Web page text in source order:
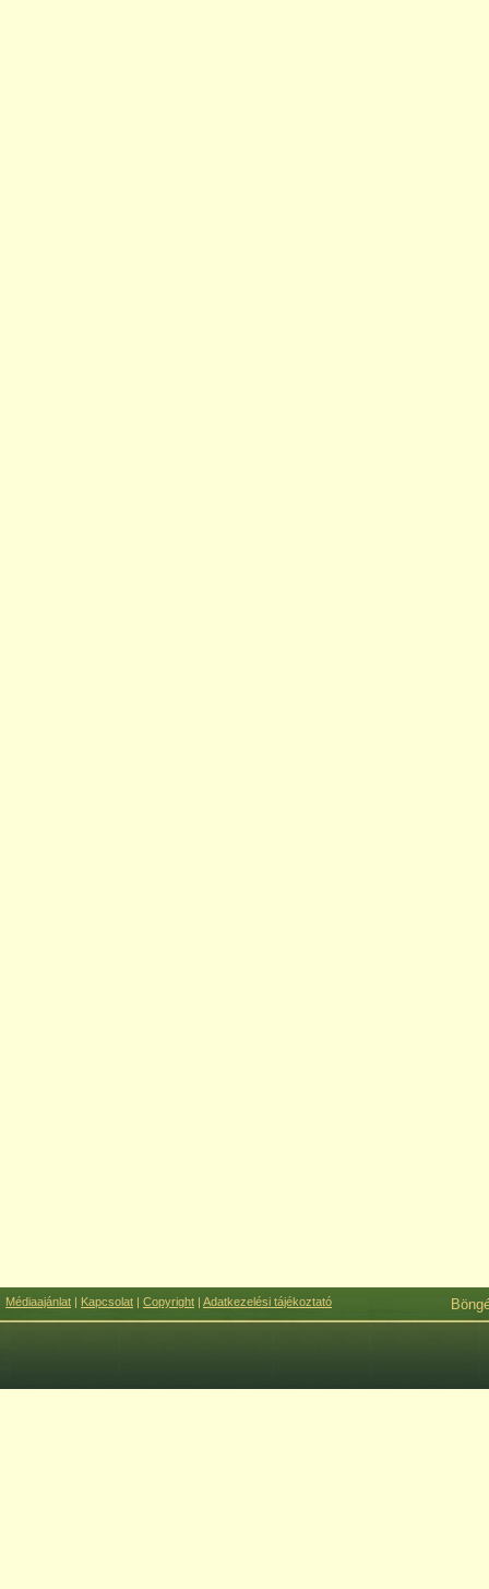
Médiaajánlat | Kapcsolat | Copyright | Adatkezelési tájékoztató